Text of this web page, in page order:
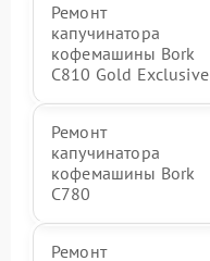
Ремонт
капучинатора
кофемашины Bork
C810 Gold Exclusive
Ремонт
капучинатора
кофемашины Bork
C780
Ремонт